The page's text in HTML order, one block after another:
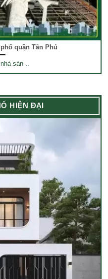
quận Tân Phú
sàn ..
HIỆN ĐẠI